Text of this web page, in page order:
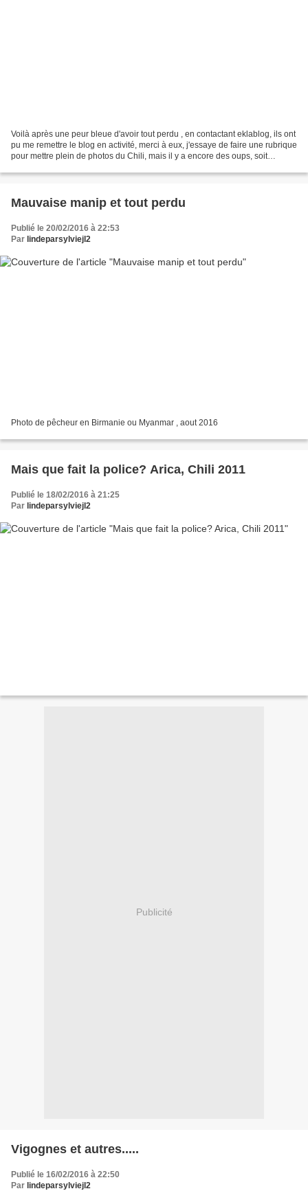
Voilà après une peur bleue d'avoir tout perdu , en contactant eklablog, ils ont
pu me remettre le blog en activité, merci à eux, j'essaye de faire une rubrique
pour mettre plein de photos du Chili, mais il y a encore des oups, soit
Mauvaise manip et tout perdu
Publié le 20/02/2016 à 22:53
Par lindeparsylviejl2
Photo de pêcheur en Birmanie ou Myanmar , aout 2016
Mais que fait la police? Arica, Chili 2011
Publié le 18/02/2016 à 21:25
Par lindeparsylviejl2
Publicité
Vigognes et autres.....
Publié le 16/02/2016 à 22:50
Par lindeparsylviejl2